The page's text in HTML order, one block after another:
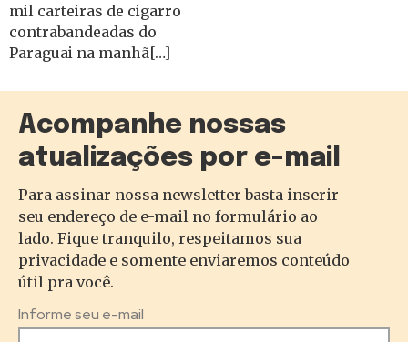
mil carteiras de cigarro
contrabandeadas do
Paraguai na manhã[…]
Acompanhe nossas
atualizações por e-mail
Para assinar nossa newsletter basta inserir
seu endereço de e-mail no formulário ao
lado. Fique tranquilo, respeitamos sua
privacidade e somente enviaremos conteúdo
útil pra você.
Informe seu e-mail